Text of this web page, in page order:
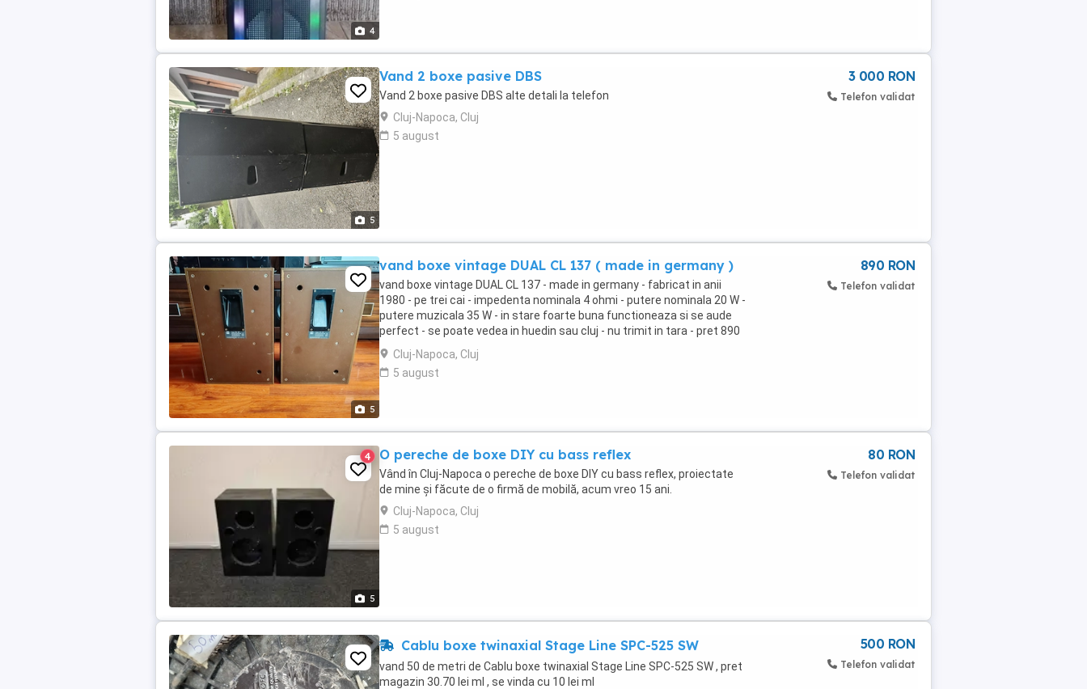
4
5
Vand 2 boxe pasive DBS
Vand 2 boxe pasive DBS alte detali la telefon
Cluj-Napoca, Cluj
5 august
3 000 RON
Telefon validat
5
vand boxe vintage DUAL CL 137 ( made in germany )
vand boxe vintage DUAL CL 137 - made in germany - fabricat in anii
1980 - pe trei cai - impedenta nominala 4 ohmi - putere nominala 20 W -
putere muzicala 35 W - in stare foarte buna functioneaza si se aude
perfect - se poate vedea in huedin sau cluj - nu trimit in tara - pret 890
lei.
Cluj-Napoca, Cluj
5 august
890 RON
Telefon validat
5
4 O pereche de boxe DIY cu bass reflex
Vând în Cluj-Napoca o pereche de boxe DIY cu bass reflex, proiectate
de mine și făcute de o firmă de mobilă, acum vreo 15 ani.
Cluj-Napoca, Cluj
5 august
80 RON
Telefon validat
Cablu boxe twinaxial Stage Line SPC-525 SW
vand 50 de metri de Cablu boxe twinaxial Stage Line SPC-525 SW , pret
magazin 30.70 lei ml , se vinda cu 10 lei ml
500 RON
Telefon validat